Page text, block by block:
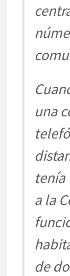
una
tenía
a la
de